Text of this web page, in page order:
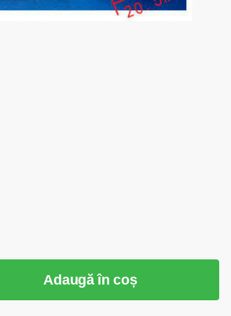
Adaugă în coș